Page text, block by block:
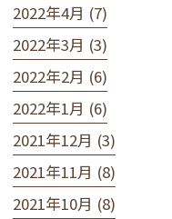
2022年4月 (7)
2022年3月 (3)
2022年2月 (6)
2022年1月 (6)
2021年12月 (3)
2021年11月 (8)
2021年10月 (8)